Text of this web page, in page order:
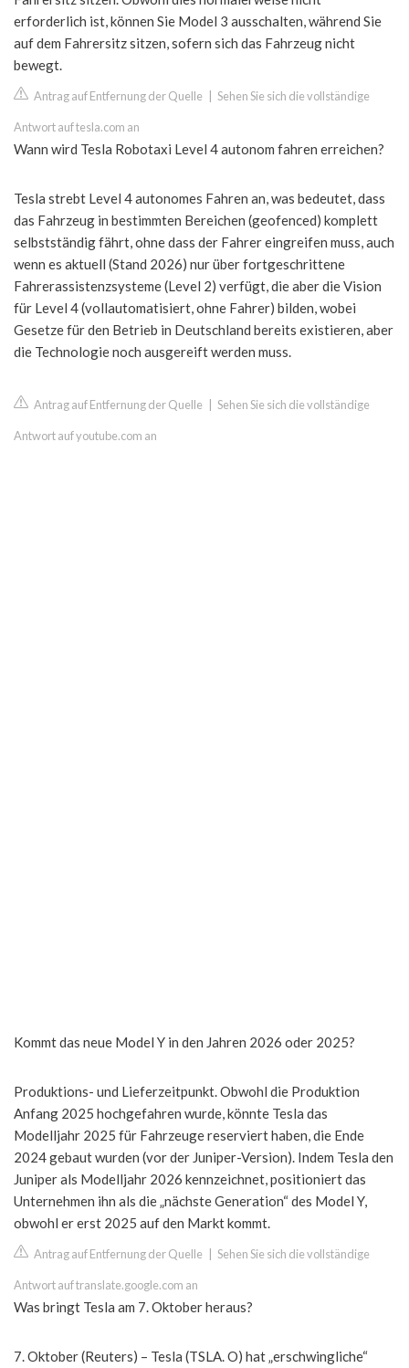
erforderlich ist, können Sie Model 3 ausschalten, während Sie
auf dem Fahrersitz sitzen, sofern sich das Fahrzeug nicht
bewegt.
Antrag auf Entfernung der Quelle Sehen Sie sich die vollständige
Antwort auf tesla.com an
Wann wird Tesla Robotaxi Level 4 autonom fahren erreichen?
Tesla strebt Level 4 autonomes Fahren an, was bedeutet, dass
das Fahrzeug in bestimmten Bereichen (geofenced) komplett
selbstständig fährt, ohne dass der Fahrer eingreifen muss, auch
wenn es aktuell (Stand 2026) nur über fortgeschrittene
Fahrerassistenzsysteme (Level 2) verfügt, die aber die Vision
für Level 4 (vollautomatisiert, ohne Fahrer) bilden, wobei
Gesetze für den Betrieb in Deutschland bereits existieren, aber
die Technologie noch ausgereift werden muss.
Antrag auf Entfernung der Quelle Sehen Sie sich die vollständige
Antwort auf youtube.com an
Kommt das neue Model Y in den Jahren 2026 oder 2025?
Produktions- und Lieferzeitpunkt. Obwohl die Produktion
Anfang 2025 hochgefahren wurde, könnte Tesla das
Modelljahr 2025 für Fahrzeuge reserviert haben, die Ende
2024 gebaut wurden (vor der Juniper-Version). Indem Tesla den
Juniper als Modelljahr 2026 kennzeichnet, positioniert das
Unternehmen ihn als die „nächste Generation“ des Model Y,
obwohl er erst 2025 auf den Markt kommt.
Antrag auf Entfernung der Quelle Sehen Sie sich die vollständige
Antwort auf translate.google.com an
Was bringt Tesla am 7. Oktober heraus?
7. Oktober (Reuters) – Tesla (TSLA. O) hat „erschwingliche“